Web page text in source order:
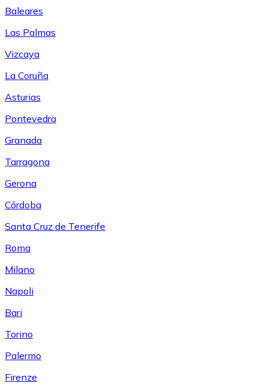
Baleares
Las Palmas
Vizcaya
La Coruña
Asturias
Pontevedra
Granada
Tarragona
Gerona
Córdoba
Santa Cruz de Tenerife
Roma
Milano
Napoli
Bari
Torino
Palermo
Firenze